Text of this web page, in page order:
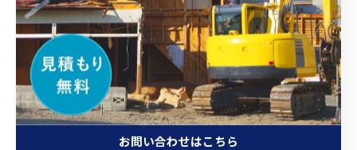
た見積もりを出しているかも重要なポイントです。例え
ば、現地調査を丁寧に行い、建物の構造や立地条件を踏
まえた上で見積もりを作成する業者は、後から追加費用
が発生しにくい傾向にあります。
また、見積もりに含まれる「養生費」や「産業廃棄物の
処分費」など、解体工事特有の項目についても事前に確
お問い合わせはこちら